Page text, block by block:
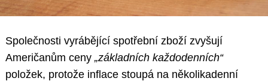
Společnosti vyrábějící spotřební zboží zvyšují
Američanům ceny „základních každodenních“
položek, protože inflace stoupá na několikadenní